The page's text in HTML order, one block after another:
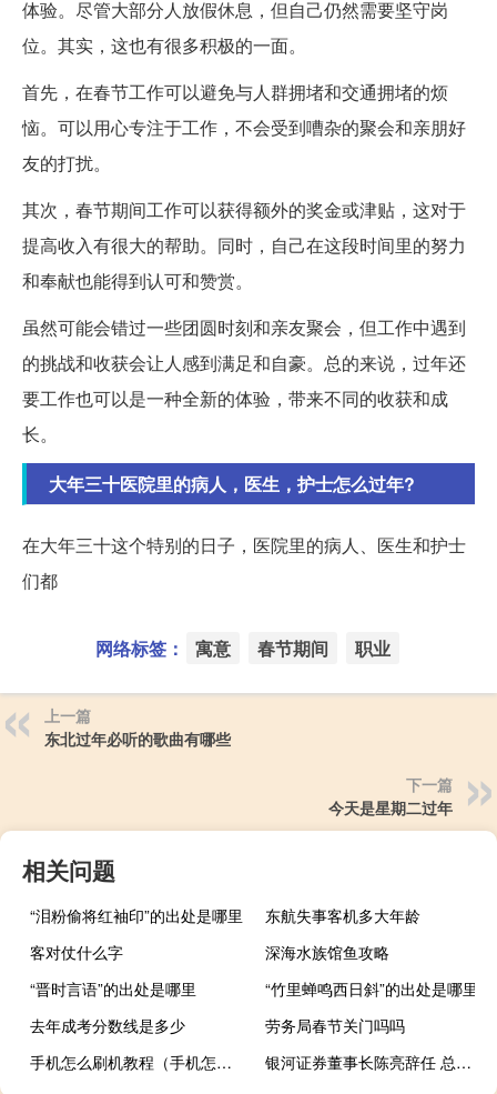
体验。尽管大部分人放假休息，但自己仍然需要坚守岗
位。其实，这也有很多积极的一面。
首先，在春节工作可以避免与人群拥堵和交通拥堵的烦
恼。可以用心专注于工作，不会受到嘈杂的聚会和亲朋好
友的打扰。
其次，春节期间工作可以获得额外的奖金或津贴，这对于
提高收入有很大的帮助。同时，自己在这段时间里的努力
和奉献也能得到认可和赞赏。
虽然可能会错过一些团圆时刻和亲友聚会，但工作中遇到
的挑战和收获会让人感到满足和自豪。总的来说，过年还
要工作也可以是一种全新的体验，带来不同的收获和成
长。
大年三十医院里的病人，医生，护士怎么过年?
在大年三十这个特别的日子，医院里的病人、医生和护士
们都
网络标签： 寓意 春节期间 职业
上一篇
东北过年必听的歌曲有哪些
下一篇
今天是星期二过年
相关问题
“泪粉偷将红袖印”的出处是哪里
东航失事客机多大年龄
客对仗什么字
深海水族馆鱼攻略
“晋时言语”的出处是哪里
“竹里蝉鸣西日斜”的出处是哪里
去年成考分数线是多少
劳务局春节关门吗吗
手机怎么刷机教程（手机怎么刷机）
银河证券董事长陈亮辞任 总裁王晟代行董事长职责